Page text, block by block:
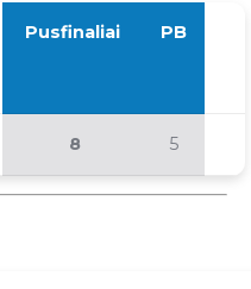
Pusfinaliai PB
8 5